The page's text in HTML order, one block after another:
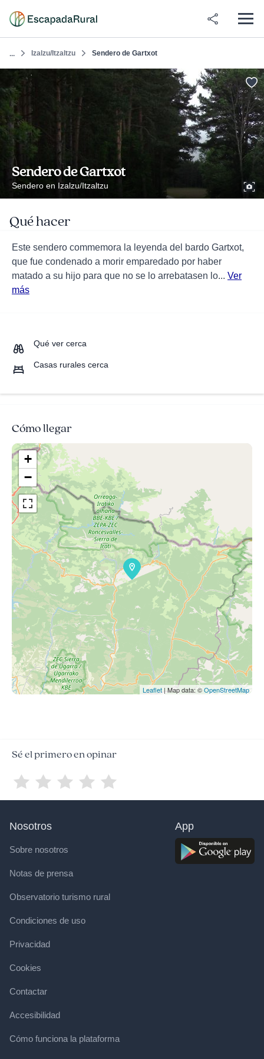
... Izalzu/Itzaltzu Sendero de Gartxot
Sendero de Gartxot
Sendero en Izalzu/Itzaltzu
Qué hacer
Este sendero commemora la leyenda del bardo Gartxot,
que fue condenado a morir emparedado por haber
matado a su hijo para que no se lo arrebatasen lo... Ver
más
Qué ver cerca
Casas rurales cerca
Cómo llegar
+
−
Leaflet | Map data: ©OpenStreetMap
Sé el primero en opinar
Nosotros
Sobre nosotros
Notas de prensa
Observatorio turismo rural
Condiciones de uso
Privacidad
Cookies
Contactar
Accesibilidad
Cómo funciona la plataforma
App